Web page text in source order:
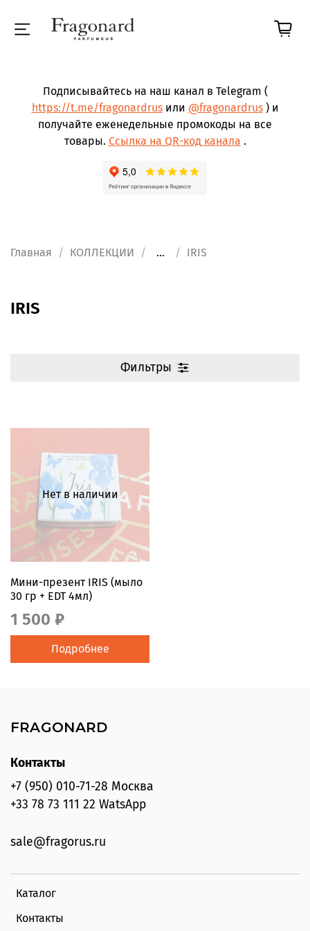
Подписывайтесь на наш канал в Telegram (
https://t.me/fragonardrusили @fragonardrus) и
получайте еженедельные промокоды на все
товары. Ссылка на QR-код канала .
Главная КОЛЛЕКЦИИ ... IRIS
IRIS
Фильтры
Нет в наличии
Мини-презент IRIS (мыло
30 гр + EDT 4мл)
1 500 ₽
Подробнее
FRAGONARD
Каталог
Контакты
Контакты
+7 (950) 010-71-28 Москва
+33 78 73 111 22 WatsApp
sale@fragorus.ru